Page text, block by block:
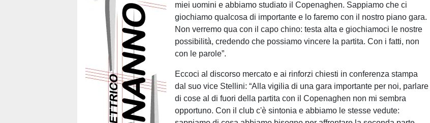
miei uomini e abbiamo studiato il Copenaghen. Sappiamo che ci
giochiamo qualcosa di importante e lo faremo con il nostro piano gara.
Non verremo qua con il capo chino: testa alta e giochiamoci le nostre
possibilità, credendo che possiamo vincere la partita. Con i fatti, non
con le parole”.
Eccoci al discorso mercato e ai rinforzi chiesti in conferenza stampa
dal suo vice Stellini: “Alla vigilia di una gara importante per noi, parlare
di cose al di fuori della partita con il Copenaghen non mi sembra
opportuno. Con il club c'è sintonia e abbiamo le stesse vedute: